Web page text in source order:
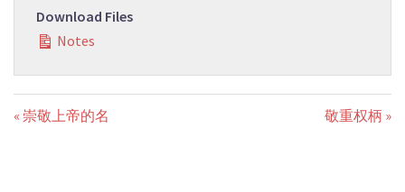
Download Files
Notes
« 崇敬上帝的名 敬重权柄 »